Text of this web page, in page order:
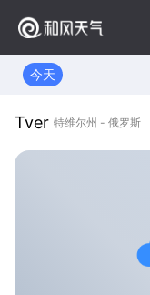
今天
Tver 特维尔州 - 俄罗斯